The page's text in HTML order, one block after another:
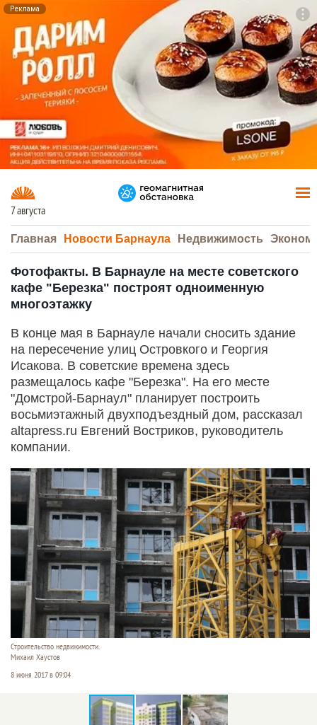
Реклама
7 августа
Главная Новости Барнаула Недвижимость
Фотофакты. В Барнауле на месте советского
кафе "Березка" построят одноименную
многоэтажку
В конце мая в Барнауле начали сносить здание
на пересечение улиц Островкого и Георгия
Исакова. В советские времена здесь
размещалось кафе "Березка". На его месте
"Домстрой-Барнаул" планирует построить
восьмиэтажный двухподъездный дом, рассказал
altapress.ru Евгений Востриков, руководитель
компании.
Строительство недвижимости.
Михаил Хаустов
8 июня 2017 в 09:04